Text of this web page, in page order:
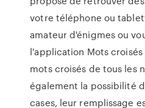
votre téléphone ou
amateur d'énigmes ou
l'application Mots
mots croisés de tous les
également la possibilité
cases, leur remplissage